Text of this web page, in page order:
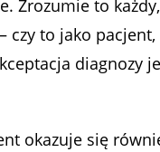
Zrozumie to
czy to jako pacjent,
diagnozy
okazuje się